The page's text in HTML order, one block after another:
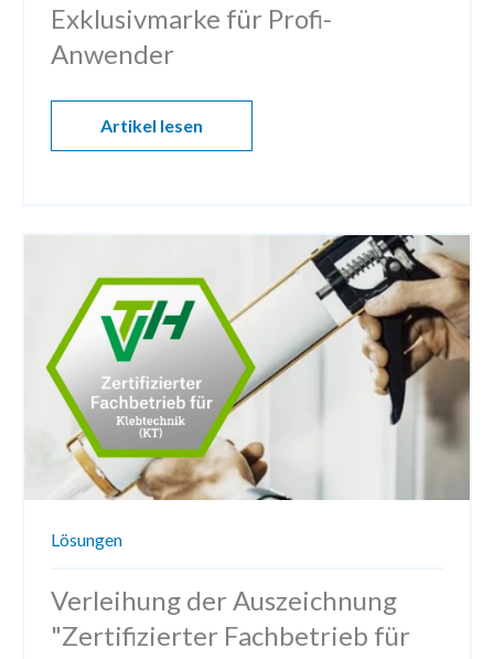
Exklusivmarke für Profi-
Anwender
Artikel lesen
Lösungen
Verleihung der Auszeichnung
"Zertifizierter Fachbetrieb für